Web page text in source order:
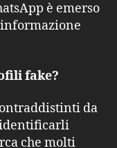
è emerso
fake?
da
identificarli
che molti